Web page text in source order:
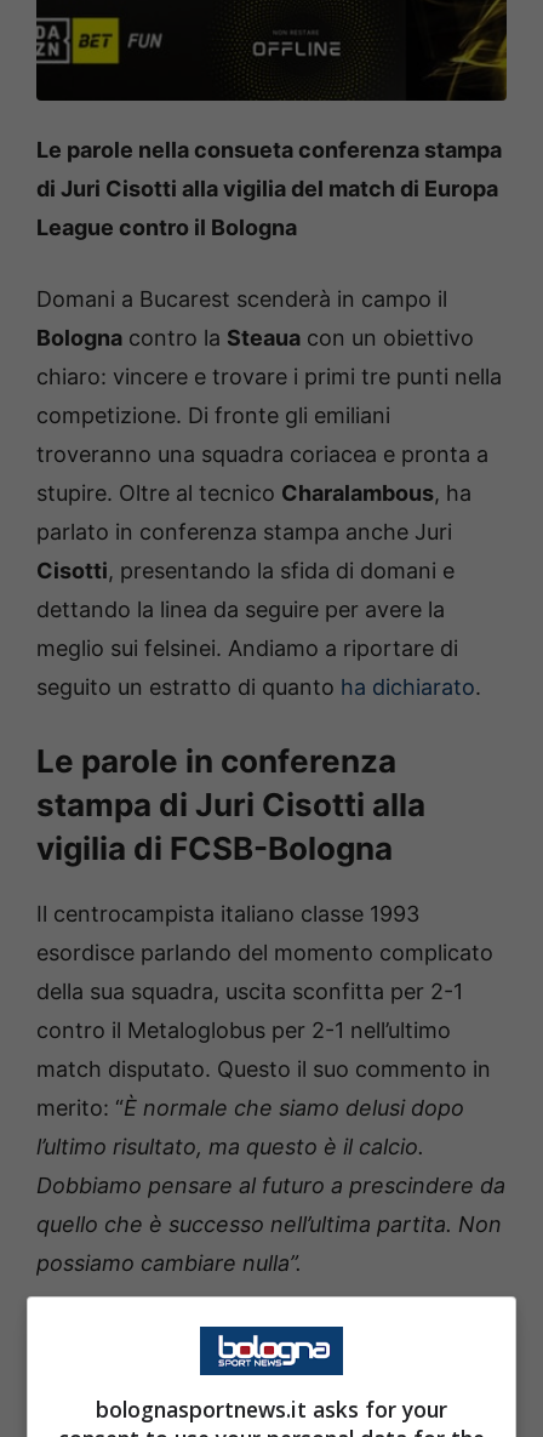
Le parole nella consueta conferenza stampa
di Juri Cisotti alla vigilia del match di Europa
League contro il Bologna
Domani a Bucarest scenderà in campo il
Bologna contro la Steaua con un obiettivo
chiaro: vincere e trovare i primi tre punti nella
competizione. Di fronte gli emiliani
troveranno una squadra coriacea e pronta a
stupire. Oltre al tecnico Charalambous, ha
parlato in conferenza stampa anche Juri
Cisotti, presentando la sfida di domani e
dettando la linea da seguire per avere la
meglio sui felsinei. Andiamo a riportare di
seguito un estratto di quanto ha dichiarato.
Le parole in conferenza
stampa di Juri Cisotti alla
vigilia di FCSB-Bologna
Il centrocampista italiano classe 1993
esordisce parlando del momento complicato
della sua squadra, uscita sconfitta per 2-1
contro il Metaloglobus per 2-1 nell’ultimo
match disputato. Questo il suo commento in
merito: “È normale che siamo delusi dopo
l’ultimo risultato, ma questo è il calcio.
Dobbiamo pensare al futuro a prescindere da
quello che è successo nell’ultima partita. Non
possiamo cambiare nulla”.
bolognasportnews.it asks for your